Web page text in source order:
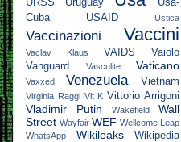
Cuba
USAID Ustica
Vaccinazioni Vaccini
Vaclav Klaus VAIDS
Vaiolo
Vanguard
Vasculite Vaticano
Vaxxed Venezuela Vietnam
Virginia Raggi Vit K Vittorio Arrigoni
Vladimir Putin Wakefield
Wall
Street Wayfair WEF Wellcome Leap
WhatsApp
Wikileaks
Wikipedia